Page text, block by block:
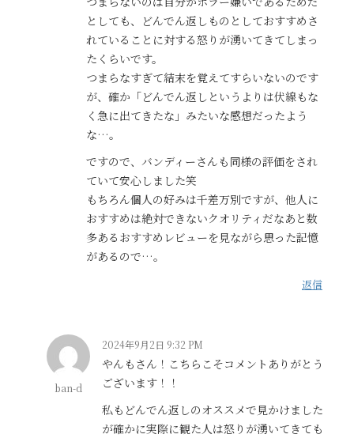
としても、どんでん返しものとしておすすめさ
れていることに対する怒りが湧いてきてしまっ
たくらいです。
つまらなすぎて結末を覚えてすらいないのです
が、確か「どんでん返しというよりは伏線もな
く急に出てきたな」みたいな感想だったよう
な…。
ですので、バンディーさんも同様の評価をされ
ていて安心しました笑
もちろん個人の好みは千差万別ですが、他人に
おすすめは絶対できないクオリティだなあと数
多あるおすすめレビューを見ながら思った記憶
があるので…。
返信
ban-d
2024年9月2日 9:32 PM
やんもさん！こちらこそコメントありがとう
ございます！！
私もどんでん返しのオススメで見かけました
が確かに実際に観た人は怒りが湧いてきても